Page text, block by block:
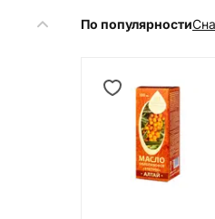
По популярности